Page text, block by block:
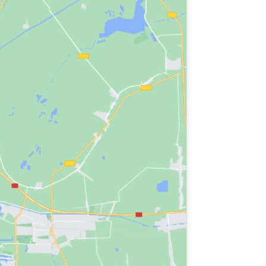
de los sentidos entre el puente
de forma altruista su
y, al mismo tiempo, hacer el bien.
, centrado en la rehabilitación psicosocial y